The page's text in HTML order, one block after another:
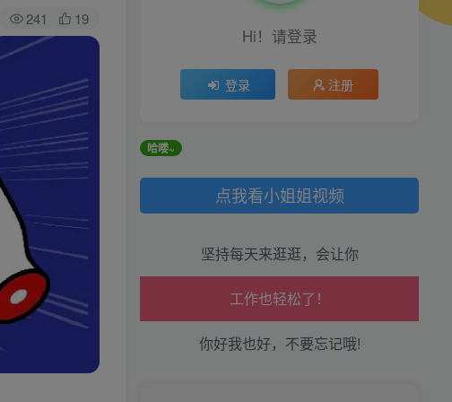
241 19
Hi！请登录
登录 注册
哈喽~
可别错过哦！
点我看小姐姐视频
坚持每天来逛逛，会让你
心情也舒畅了！
腿也不痛了！
腰也不酸了！
你好我也好，不要忘记哦!